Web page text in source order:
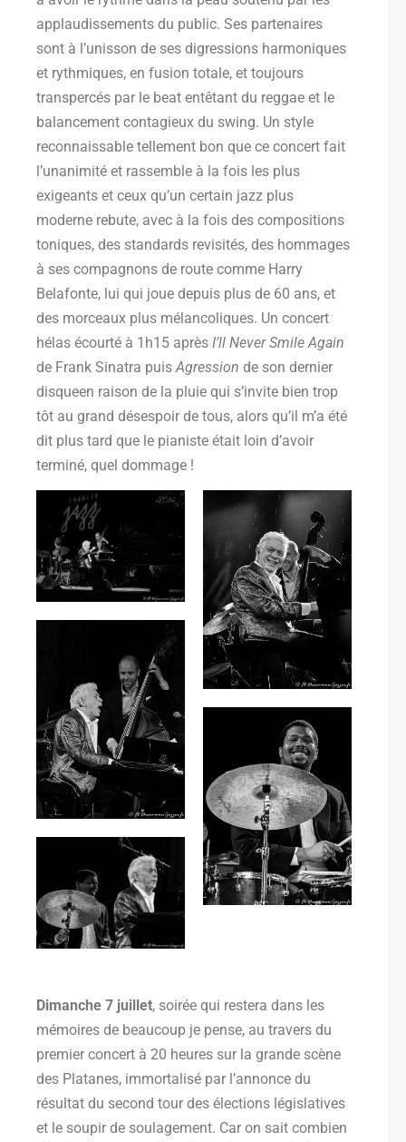
applaudissements du public. Ses partenaires
sont à l’unisson de ses digressions harmoniques
et rythmiques, en fusion totale, et toujours
transpercés par le beat entêtant du reggae et le
balancement contagieux du swing. Un style
reconnaissable tellement bon que ce concert fait
l’unanimité et rassemble à la fois les plus
exigeants et ceux qu’un certain jazz plus
moderne rebute, avec à la fois des compositions
toniques, des standards revisités, des hommages
à ses compagnons de route comme Harry
Belafonte, lui qui joue depuis plus de 60 ans, et
des morceaux plus mélancoliques. Un concert
hélas écourté à 1h15 après I’ll Never Smile Again
de Frank Sinatra puis Agression de son dernier
disqueen raison de la pluie qui s’invite bien trop
tôt au grand désespoir de tous, alors qu’il m’a été
dit plus tard que le pianiste était loin d’avoir
terminé, quel dommage !
Dimanche 7 juillet, soirée qui restera dans les
mémoires de beaucoup je pense, au travers du
premier concert à 20 heures sur la grande scène
des Platanes, immortalisé par l’annonce du
résultat du second tour des élections législatives
et le soupir de soulagement. Car on sait combien